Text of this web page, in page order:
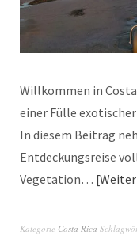
Willkommen in
einer Fülle
In diesem Beitrag
Entdeckungsreise
Vegetation…
Kategorie Costa Rica